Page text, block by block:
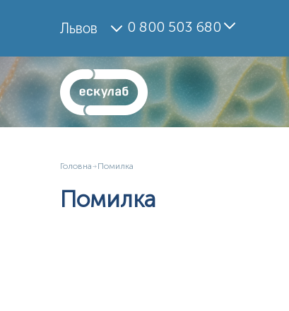
Львов 0 800 503 680
Головна Помилка
Помилка